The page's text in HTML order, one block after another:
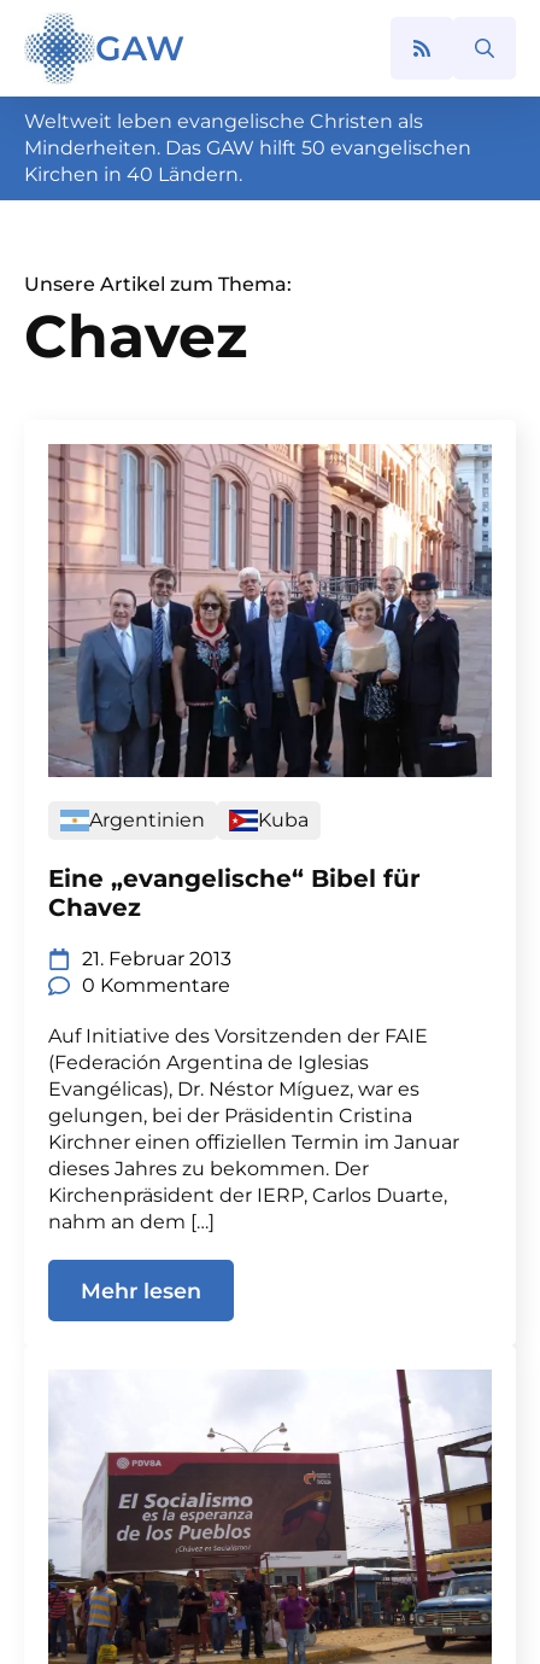
GAW
Search
Weltweit leben evangelische Christen als
Minderheiten. Das GAW hilft 50 evangelischen
Kirchen in 40 Ländern.
Unsere Artikel zum Thema:
Chavez
Argentinien Kuba
Eine „evangelische“ Bibel für
Chavez
21. Februar 2013
0 Kommentare
Auf Initiative des Vorsitzenden der FAIE
(Federación Argentina de Iglesias
Evangélicas), Dr. Néstor Míguez, war es
gelungen, bei der Präsidentin Cristina
Kirchner einen offiziellen Termin im Januar
dieses Jahres zu bekommen. Der
Kirchenpräsident der IERP, Carlos Duarte,
nahm an dem […]
Mehr lesen